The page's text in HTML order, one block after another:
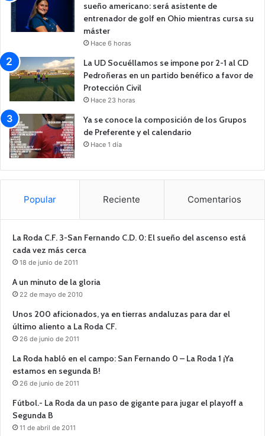
sueño americano: será asistente de
entrenador de golf en Ohio mientras cursa su
máster
Hace 6 horas
La UD Socuéllamos se impone por 2-1 al CD
Pedroñeras en un partido benéfico a favor de
Protección Civil
Hace 23 horas
Ya se conoce la composición de los Grupos
de Preferente y el calendario
Hace 1 día
Popular Reciente Comentarios
La Roda C.F. 3-San Fernando C.D. 0: El sueño del ascenso está
cada vez más cerca
18 de junio de 2011
A un minuto de la gloria
22 de mayo de 2010
Unos 200 aficionados, ya en tierras andaluzas para dar el
último aliento a La Roda CF.
26 de junio de 2011
La Roda habló en el campo: San Fernando 0 – La Roda 1 ¡Ya
estamos en segunda B!
26 de junio de 2011
Fútbol.- La Roda da un paso de gigante para jugar el playoff a
Segunda B
11 de abril de 2011